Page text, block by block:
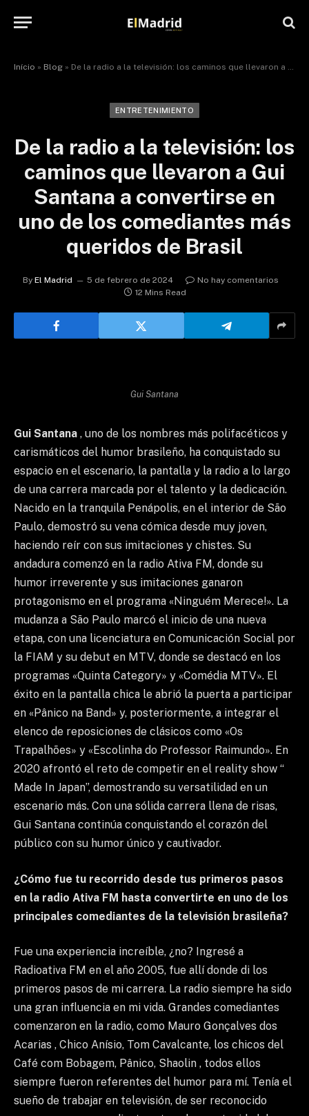
Início » Blog » De la radio a la televisión: los caminos que llevaron a Gui Santana a convertirse en uno de los comediantes más queridos de Brasil
ENTRETENIMIENTO
De la radio a la televisión: los
caminos que llevaron a Gui
Santana a convertirse en
uno de los comediantes más
queridos de Brasil
By El Madrid 5 de febrero de 2024
No hay comentarios
12 Mins Read
Gui Santana
Gui Santana , uno de los nombres más polifacéticos y
carismáticos del humor brasileño, ha conquistado su
espacio en el escenario, la pantalla y la radio a lo largo
de una carrera marcada por el talento y la dedicación.
Nacido en la tranquila Penápolis, en el interior de São
Paulo, demostró su vena cómica desde muy joven,
haciendo reír con sus imitaciones y chistes. Su
andadura comenzó en la radio Ativa FM, donde su
humor irreverente y sus imitaciones ganaron
protagonismo en el programa «Ninguém Merece!». La
mudanza a São Paulo marcó el inicio de una nueva
etapa, con una licenciatura en Comunicación Social por
la FIAM y su debut en MTV, donde se destacó en los
programas «Quinta Category» y «Comédia MTV». El
éxito en la pantalla chica le abrió la puerta a participar
en «Pânico na Band» y, posteriormente, a integrar el
elenco de reposiciones de clásicos como «Os
Trapalhões» y «Escolinha do Professor Raimundo». En
2020 afrontó el reto de competir en el reality show “
Made In Japan”, demostrando su versatilidad en un
escenario más. Con una sólida carrera llena de risas,
Gui Santana continúa conquistando el corazón del
público con su humor único y cautivador.
¿Cómo fue tu recorrido desde tus primeros pasos
en la radio Ativa FM hasta convertirte en uno de los
principales comediantes de la televisión brasileña?
Fue una experiencia increíble, ¿no? Ingresé a
Radioativa FM en el año 2005, fue allí donde di los
primeros pasos de mi carrera. La radio siempre ha sido
una gran influencia en mi vida. Grandes comediantes
comenzaron en la radio, como Mauro Gonçalves dos
Acarias , Chico Anísio, Tom Cavalcante, los chicos del
Café com Bobagem, Pânico, Shaolin , todos ellos
siempre fueron referentes del humor para mí. Tenía el
sueño de trabajar en televisión, de ser reconocido